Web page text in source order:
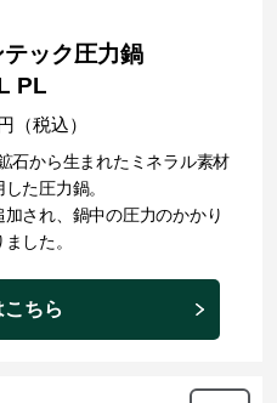
ック圧力鍋
PL
（税込）
石から生まれたミネラル素材
た圧力鍋。
され、鍋中の圧力のかかり
した。
ちら